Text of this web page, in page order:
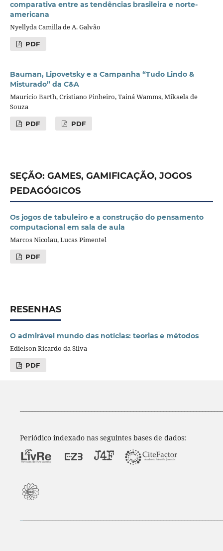
comparativa entre as tendências brasileira e norte-
americana
Nyellyda Camilla de A. Galvão
PDF
Bauman, Lipovetsky e a Campanha “Tudo Lindo &
Misturado” da C&A
Mauricio Barth, Cristiano Pinheiro, Tainá Wamms, Mikaela de
Souza
PDF PDF
SEÇÃO: GAMES, GAMIFICAÇÃO, JOGOS
PEDAGÓGICOS
Os jogos de tabuleiro e a construção do pensamento
computacional em sala de aula
Marcos Nicolau, Lucas Pimentel
PDF
RESENHAS
O admirável mundo das notícias: teorias e métodos
Edielson Ricardo da Silva
PDF
Periódico indexado nas seguintes bases de dados: